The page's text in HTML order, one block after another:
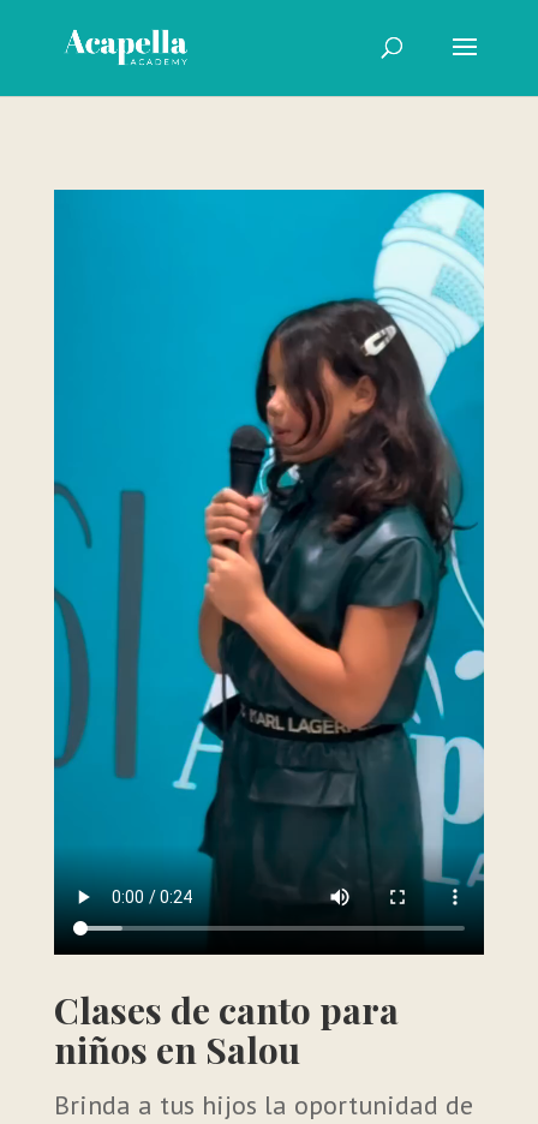
Clases de canto para
niños en Salou
Brinda a tus hijos la oportunidad de